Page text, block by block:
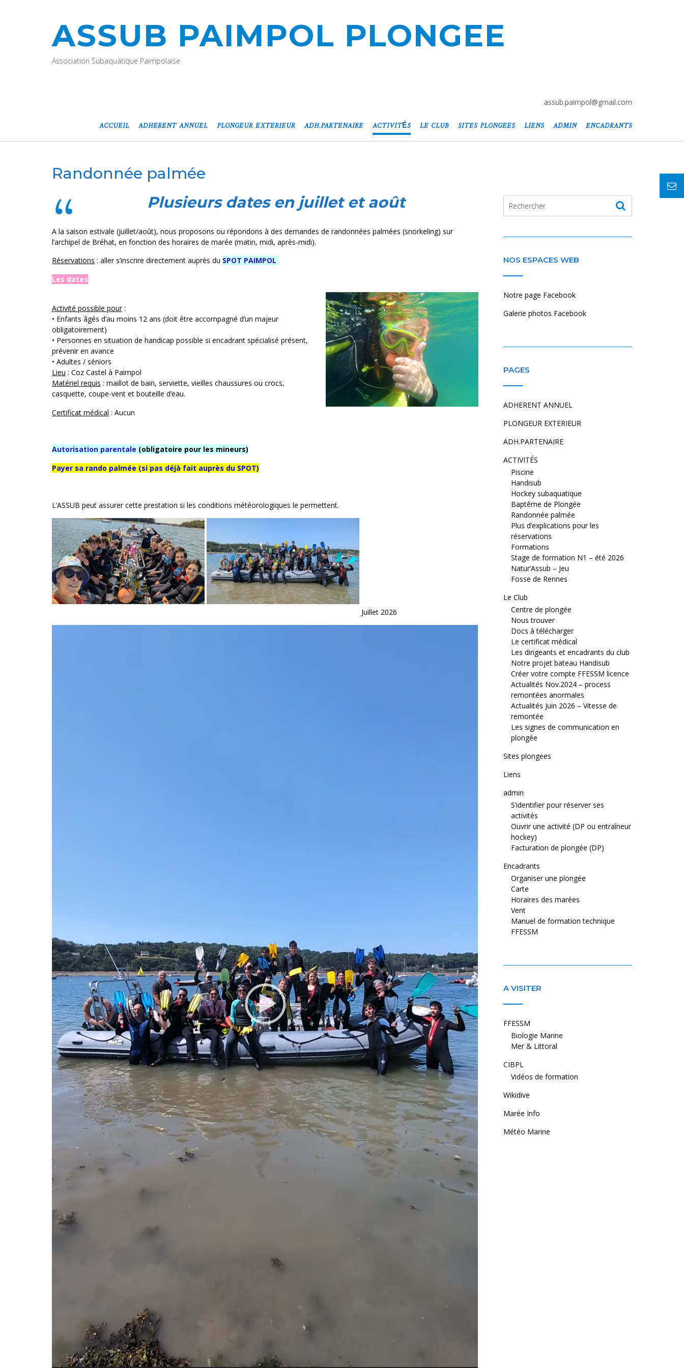
ASSUB PAIMPOL PLONGEE
Association Subaquatique Paimpolaise
assub.paimpol@gmail.com
ACCUEIL ADHERENT ANNUEL PLONGEUR EXTERIEUR ADH.PARTENAIRE ACTIVITÉS LE CLUB SITES PLONGEES LIENS ADMIN ENCADRANTS
Randonnée palmée
Plusieurs dates en juillet et août
A la saison estivale (juillet/août), nous proposons ou répondons à des demandes de randonnées palmées (snorkeling) sur
l’archipel de Bréhat, en fonction des horaires de marée (matin, midi, après-midi).
Réservations : aller s’inscrire directement auprès du SPOT PAIMPOL
Les dates
Activité possible pour:
• Enfants âgés d’au moins 12 ans (doit être accompagné d’un majeur
obligatoirement)
• Personnes en situation de handicap possible si encadrant spécialisé présent,
prévenir en avance
• Adultes / séniors
Lieu : Coz Castel à Paimpol
Matériel requis : maillot de bain, serviette, vieilles chaussures ou crocs,
casquette, coupe-vent et bouteille d’eau.
Certificat médical : Aucun
Autorisation parentale (obligatoire pour les mineurs)
Payer sa rando palmée (si pas déjà fait auprès du SPOT)
L’ASSUB peut assurer cette prestation si les conditions météorologiques le permettent.
Juillet 2026
NOS ESPACES WEB
Notre page Facebook
Galerie photos Facebook
PAGES
ADHERENT ANNUEL
PLONGEUR EXTERIEUR
ADH.PARTENAIRE
ACTIVITÉS
Piscine
Handisub
Hockey subaquatique
Baptême de Plongée
Randonnée palmée
Plus d’explications pour les
réservations
Formations
Stage de formation N1 – été 2026
Natur’Assub – Jeu
Fosse de Rennes
Le Club
Centre de plongée
Nous trouver
Docs à télécharger
Le certificat médical
Les dirigeants et encadrants du club
Notre projet bateau Handisub
Créer votre compte FFESSM licence
Actualités Nov.2024 – process
remontées anormales
Actualités Juin 2026 – Vitesse de
remontée
Les signes de communication en
plongée
Sites plongees
Liens
admin
S’identifier pour réserver ses
activités
Ouvrir une activité (DP ou entraîneur
hockey)
Facturation de plongée (DP)
Encadrants
Organiser une plongée
Carte
Horaires des marées
Vent
Manuel de formation technique
FFESSM
A VISITER
FFESSM
Biologie Marine
Mer & Littoral
CIBPL
Vidéos de formation
Wikidive
Marée Info
Météo Marine